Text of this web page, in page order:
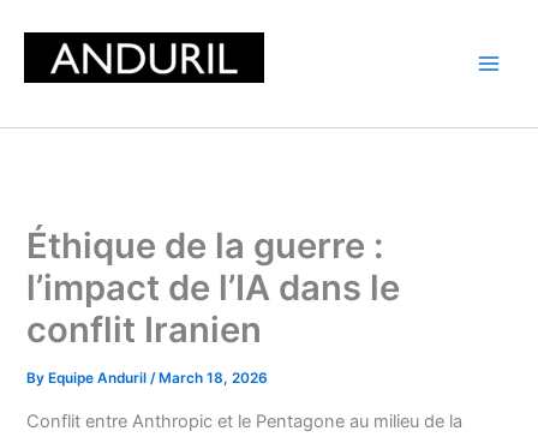
content
Éthique de la guerre :
l’impact de l’IA dans le
conflit Iranien
By Equipe Anduril/ March 18, 2026
Conflit entre Anthropic et le Pentagone au milieu de la